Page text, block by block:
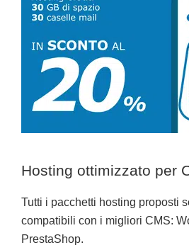
Hosting ottimizzato per
Tutti i pacchetti hosting proposti
compatibili con i migliori CMS:
PrestaShop.